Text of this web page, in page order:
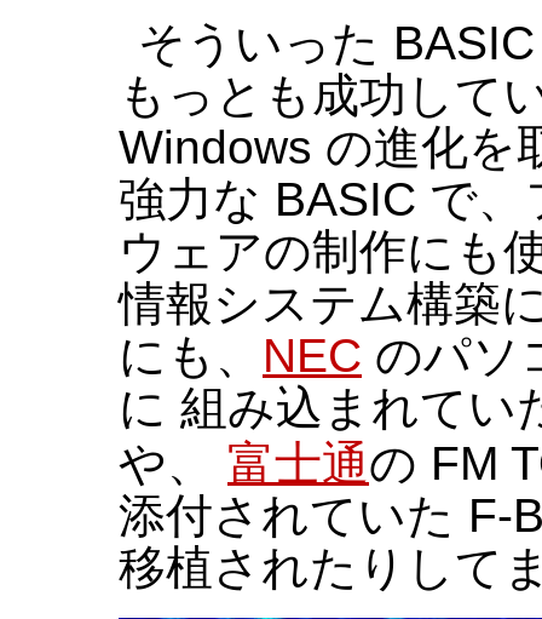
そういった
もっとも成功して
Windows の進化を
強力な BASIC で
ウェアの制作にも
情報システム構築
にも、 NEC のパソ
に 組み込まれてい
や、 富士通の FM
添付されていた F-
移植されたりして